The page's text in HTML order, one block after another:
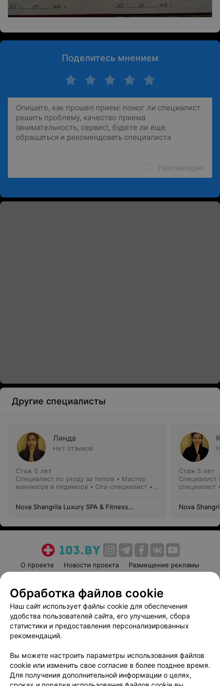
Поделитесь мнением
Рекомендую
Другие специалисты
Линда
Нет отзывов
Стаж 5 лет
Специалист по уходу за телом • Мастер
маникюра и педикюра • Спа-специалист •
Nova Shangrila Luxury SPA & Fitness
Стаж 5 лет
Специалист
специалист
Nova
О проекте Новости проекта
Размещение рекламы
Пользовательское соглашение
Способы оплаты
Вакансии
Партнеры
Написать руководителю 103.by
Обработка персональных данных
Обработка файлов cookie
Наш сайт использует файлы cookie для обеспечения
удобства пользователей сайта, его улучшения, сбора
статистики и предоставления персонализированных
рекомендаций.
Вы можете настроить параметры использования файлов
cookie или изменить свое согласие в более позднее время.
Для получения дополнительной информации о целях,